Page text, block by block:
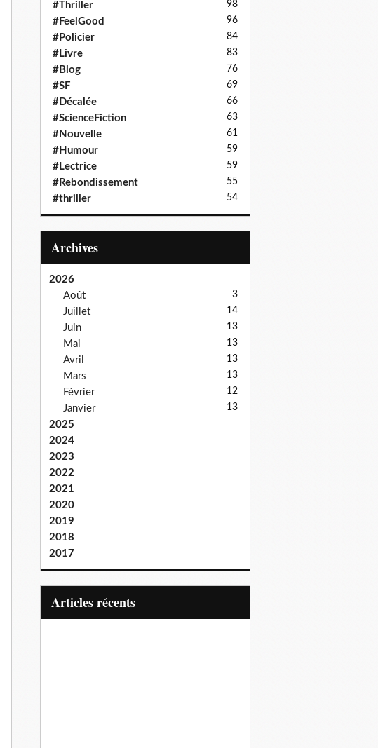
#Thriller 98
#FeelGood 96
#Policier 84
#Livre 83
#Blog 76
#SF 69
#Décalée 66
#ScienceFiction 63
#Nouvelle 61
#Humour 59
#Lectrice 59
#Rebondissement 55
#thriller 54
Archives
2026
Août
3
Juillet 14
Juin 13
Mai 13
Avril 13
Mars 13
Février 12
Janvier 13
2025
2024
2023
2022
2021
2020
2019
2018
2017
articles récents